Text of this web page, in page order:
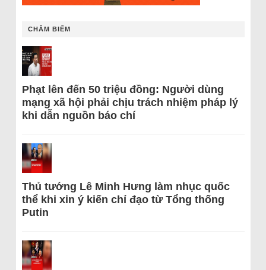
CHÂM BIẾM
Phạt lên đến 50 triệu đồng: Người dùng
mạng xã hội phải chịu trách nhiệm pháp lý
khi dẫn nguồn báo chí
Thủ tướng Lê Minh Hưng làm nhục quốc
thể khi xin ý kiến chỉ đạo từ Tổng thống
Putin